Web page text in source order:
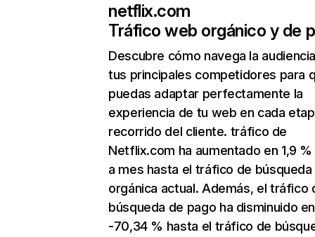
netflix.com
Tráfico web orgánico y de
Descubre cómo navega la
tus principales competidores para
puedas adaptar perfectamente la
experiencia de tu web en cada
recorrido del cliente. tráfico de
Netflix.com ha aumentado en 1,9
a mes hasta el tráfico de búsqueda
orgánica actual. Además, el tráfico
búsqueda de pago ha disminuido en
-70,34 % hasta el tráfico de